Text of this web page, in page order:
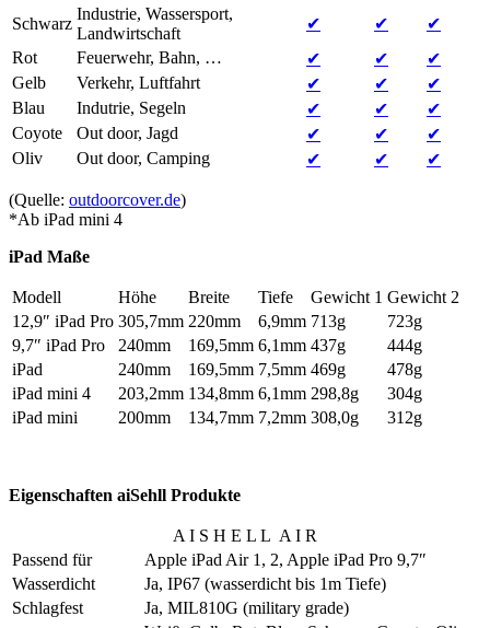
Schwarz
Industrie, Wassersport,
Landwirtschaft
✔ ✔
✔
Rot
Feuerwehr, Bahn, … ✔ ✔
✔
Gelb
Verkehr, Luftfahrt ✔ ✔
✔
Blau
Indutrie, Segeln ✔ ✔
✔
Coyote
Out door, Jagd ✔ ✔
✔
Oliv
Out door, Camping ✔ ✔ ✔
(Quelle: outdoorcover.de)
*Ab iPad mini 4
iPad Maße
Modell Höhe Breite Tiefe Gewicht 1 Gewicht 2
12,9″ iPad Pro 305,7mm 220mm 6,9mm 713g
723g
9,7″ iPad Pro
240mm 169,5mm 6,1mm 437g
444g
iPad
240mm 169,5mm 7,5mm 469g
478g
iPad mini 4
203,2mm 134,8mm 6,1mm 298,8g
304g
iPad mini
200mm 134,7mm 7,2mm 308,0g 312g
Eigenschaften aiSehll Produkte
A I S H E L L A I R
Passend für
Apple iPad Air 1, 2, Apple iPad Pro 9,7″
Wasserdicht
Ja, IP67 (wasserdicht bis 1m Tiefe)
Schlagfest
Ja, MIL810G (military grade)